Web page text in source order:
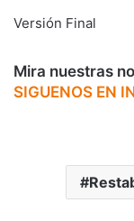
Versión Final
Mira nuestras
SIGUENOS EN